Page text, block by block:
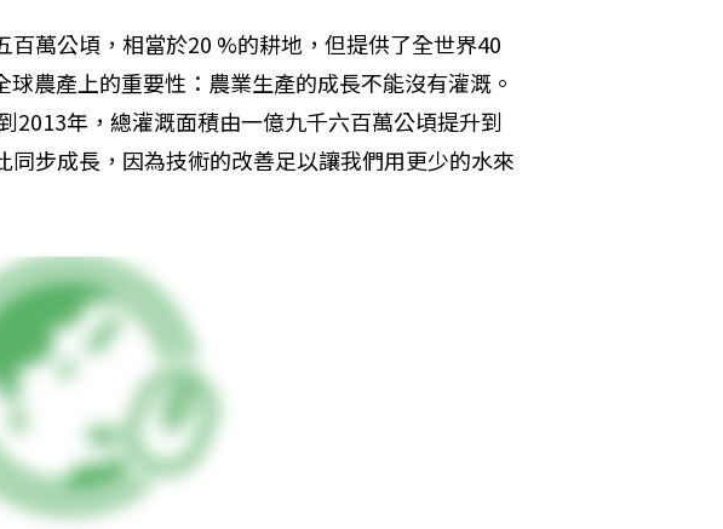
萬公頃，相當於20 %的耕地，但提供了全世界40
農產上的重要性：農業生產的成長不能沒有灌溉。
2013年，總灌溉面積由一億九千六百萬公頃提升到
步成長，因為技術的改善足以讓我們用更少的水來